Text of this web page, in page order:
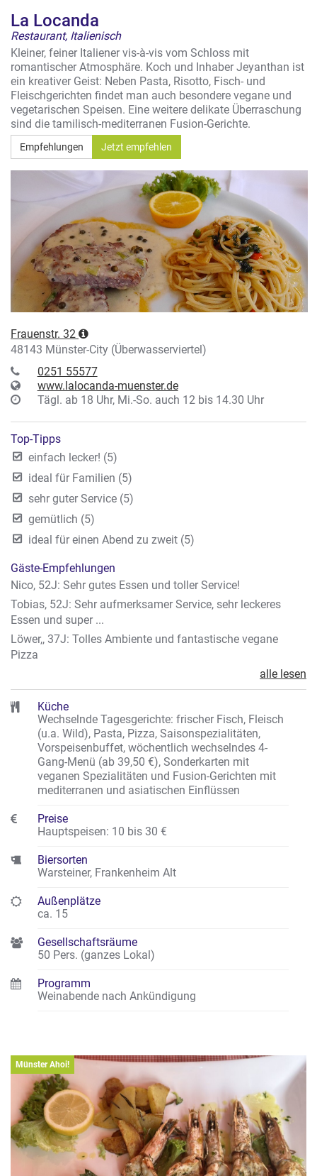
La Locanda
Restaurant, Italienisch
Kleiner, feiner Italiener vis-à-vis vom Schloss mit
romantischer Atmosphäre. Koch und Inhaber Jeyanthan ist
ein kreativer Geist: Neben Pasta, Risotto, Fisch- und
Fleischgerichten findet man auch besondere vegane und
vegetarischen Speisen. Eine weitere delikate Überraschung
sind die tamilisch-mediterranen Fusion-Gerichte.
Empfehlungen Jetzt empfehlen
Frauenstr. 32
48143 Münster-City (Überwasserviertel)
0251 55577
www.lalocanda-muenster.de
Tägl. ab 18 Uhr, Mi.-So. auch 12 bis 14.30 Uhr
Top-Tipps
einfach lecker! (5)
ideal für Familien (5)
sehr guter Service (5)
gemütlich (5)
ideal für einen Abend zu zweit (5)
Gäste-Empfehlungen
Nico, 52J: Sehr gutes Essen und toller Service!
Tobias, 52J: Sehr aufmerksamer Service, sehr leckeres
Essen und super ...
Löwer,, 37J: Tolles Ambiente und fantastische vegane
Pizza
alle lesen
Küche
Wechselnde Tagesgerichte: frischer Fisch, Fleisch
(u.a. Wild), Pasta, Pizza, Saisonspezialitäten,
Vorspeisenbuffet, wöchentlich wechselndes 4-
Gang-Menü (ab 39,50 €), Sonderkarten mit
veganen Spezialitäten und Fusion-Gerichten mit
mediterranen und asiatischen Einflüssen
Preise
Hauptspeisen: 10 bis 30 €
Biersorten
Warsteiner, Frankenheim Alt
Außenplätze
ca. 15
Gesellschaftsräume
50 Pers. (ganzes Lokal)
Programm
Weinabende nach Ankündigung
Münster Ahoi!